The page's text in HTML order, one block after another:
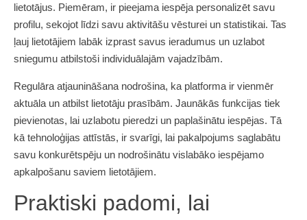
lietotājus. Piemēram, ir pieejama iespēja personalizēt savu
profilu, sekojot līdzi savu aktivitāšu vēsturei un statistikai. Tas
ļauj lietotājiem labāk izprast savus ieradumus un uzlabot
sniegumu atbilstoši individuālajām vajadzībām.
Regulāra atjaunināšana nodrošina, ka platforma ir vienmēr
aktuāla un atbilst lietotāju prasībām. Jaunākās funkcijas tiek
pievienotas, lai uzlabotu pieredzi un paplašinātu iespējas. Tā
kā tehnoloģijas attīstās, ir svarīgi, lai pakalpojums saglabātu
savu konkurētspēju un nodrošinātu vislabāko iespējamo
apkalpošanu saviem lietotājiem.
Praktiski padomi, lai